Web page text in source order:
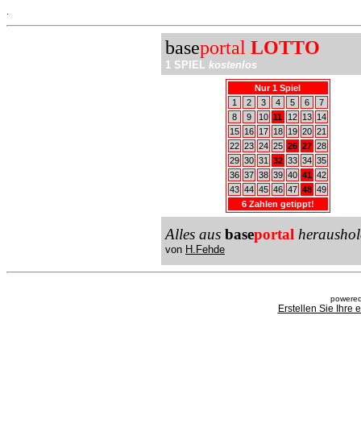
baseportal LOTTO
1 SPIEL kostenlos
Nur 1 Spiel
1
2 3 4 5 6
7
8
9 10 11 12 13
14
15
16 17 18 19 20 21
22 23 24 25 26 27 28
29 30 31 32 33 34 35
36 37 38 39 40 41 42
43 44 45 46 47 48 49
6 Zahlen getippt!
Alles aus baseportal
von H.Fehde
Erstellen Sie Ihre